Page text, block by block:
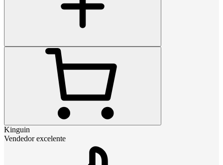
Kinguin
Vendedor excelente